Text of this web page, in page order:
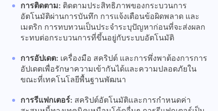
การติดตาม: ติดตามประสิทธิภาพของกระบวนการ
อัตโนมัติผ่านการบันทึก การแจ้งเตือนข้อผิดพลาด และ
เมตริก การทบทวนเป็นประจำระบุปัญหาก่อนที่จะส่งผลก
ระทบต่อกระบวนการที่ขึ้นอยู่กับระบบอัตโนมัติ
การอัปเดต: เครื่องมือ สคริปต์ และการพึ่งพาต้องการการ
อัปเดตเพื่อรักษาความเข้ากันได้และความปลอดภัยใน
ขณะที่เทคโนโลยีพื้นฐานพัฒนา
การรีแฟกเตอร์: สคริปต์อัตโนมัติและการกำหนดค่า